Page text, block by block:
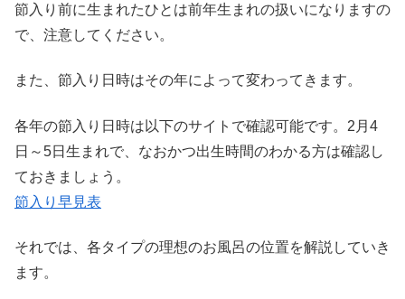
節入り前に生まれたひとは前年生まれの扱いになりますの
で、注意してください。
また、節入り日時はその年によって変わってきます。
各年の節入り日時は以下のサイトで確認可能です。2月4
日～5日生まれで、なおかつ出生時間のわかる方は確認し
ておきましょう。
節入り早見表
それでは、各タイプの理想のお風呂の位置を解説していき
ます。